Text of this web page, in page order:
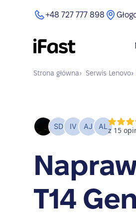
+48 727 777 898
Strona główna› Serwis Lenovo›
T14